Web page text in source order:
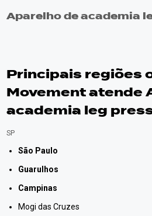
Aparelho de academia
Principais regiões
Movement atende
academia leg
SP
São Paulo
Guarulhos
Campinas
Mogi das Cruzes